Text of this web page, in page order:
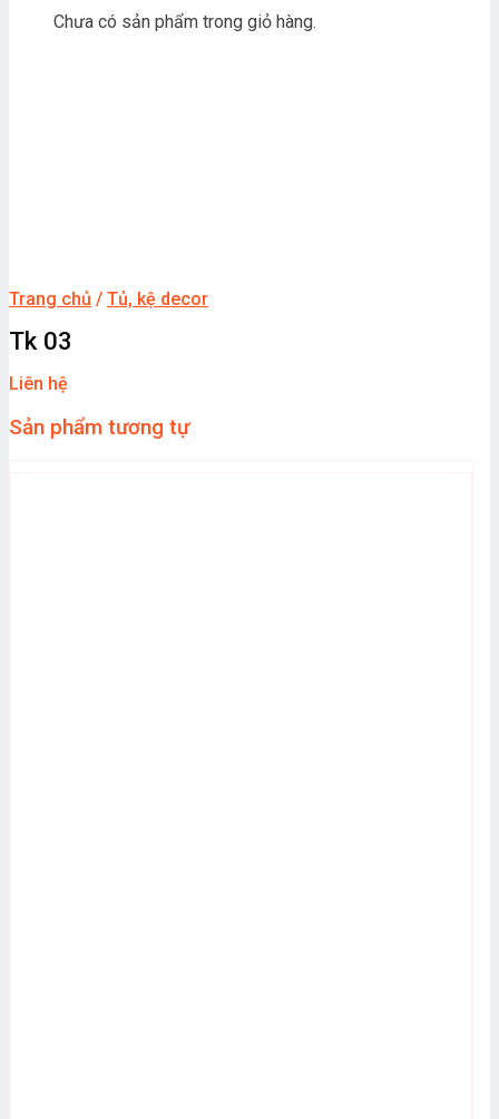
Chưa có sản phẩm trong giỏ hàng.
Trang chủ / Tủ, kệ decor
Tk 03
Liên hệ
Sản phẩm tương tự